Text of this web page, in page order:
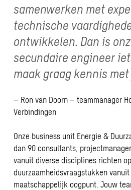
samenwerken met
technische
ontwikkelen. Dan is
secundaire engineer
maak graag kennis
– Ron van Doorn – teammanager
Verbindingen
Onze business unit Energie &
dan 90 consultants,
vanuit diverse disciplines richten op
duurzaamheidsvraagstukken
maatschappelijk oogpunt. Jouw